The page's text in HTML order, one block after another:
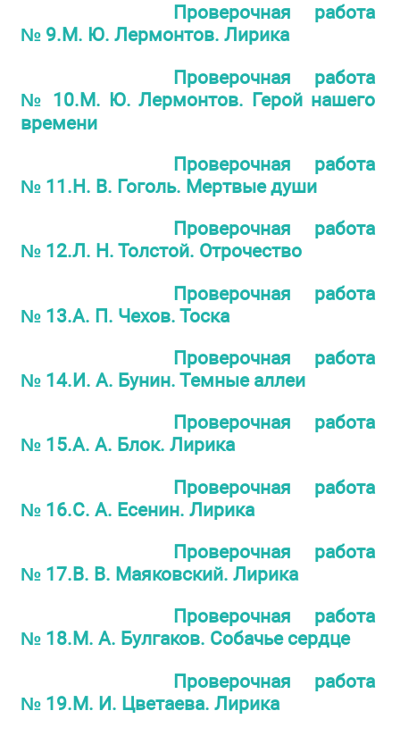
Проверочная работа
№ 9.М. Ю. Лермонтов. Лирика
Проверочная работа
№ 10.М. Ю. Лермонтов. Герой нашего
времени
Проверочная работа
№ 11.Н. В. Гоголь. Мертвые души
Проверочная работа
№ 12.Л. Н. Толстой. Отрочество
Проверочная работа
№ 13.А. П. Чехов. Тоска
Проверочная работа
№ 14.И. А. Бунин. Темные аллеи
Проверочная работа
№ 15.А. А. Блок. Лирика
Проверочная работа
№ 16.С. А. Есенин. Лирика
Проверочная работа
№ 17.В. В. Маяковский. Лирика
Проверочная работа
№ 18.М. А. Булгаков. Собачье сердце
Проверочная работа
№ 19.М. И. Цветаева. Лирика